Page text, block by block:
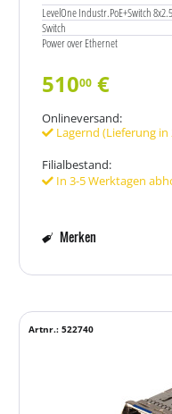
LevelOne Industr.PoE+Switch
Switch
Power over Ethernet
51000 €
Onlineversand:
Lagernd (Lieferung
Filialbestand:
In 3-5 Werktagen
Merken
Artnr.: 522740